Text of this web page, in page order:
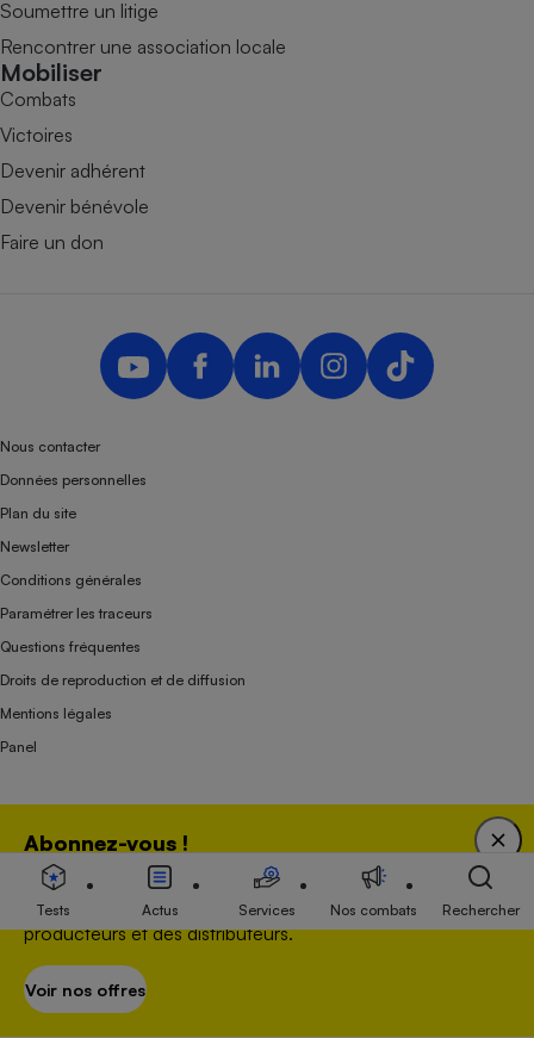
Abonnez-vous !
Bénéficiez d'une expertise unique tout en soutenant
une association 100 % indépendante de l'Etat, des
producteurs et des distributeurs.
Voir nos offres
Soumettre un litige
Rencontrer une association locale
Mobiliser
Combats
Victoires
Devenir adhérent
Devenir bénévole
Faire un don
Nous contacter
Données personnelles
Plan du site
Newsletter
Conditions générales
Paramétrer les traceurs
Questions fréquentes
Droits de reproduction et de diffusion
Mentions légales
Panel
Association indépendante de l’État, des syndicats, des producteurs et des
distributeurs depuis 1951.
Tests Actus Services Nos combats Rechercher